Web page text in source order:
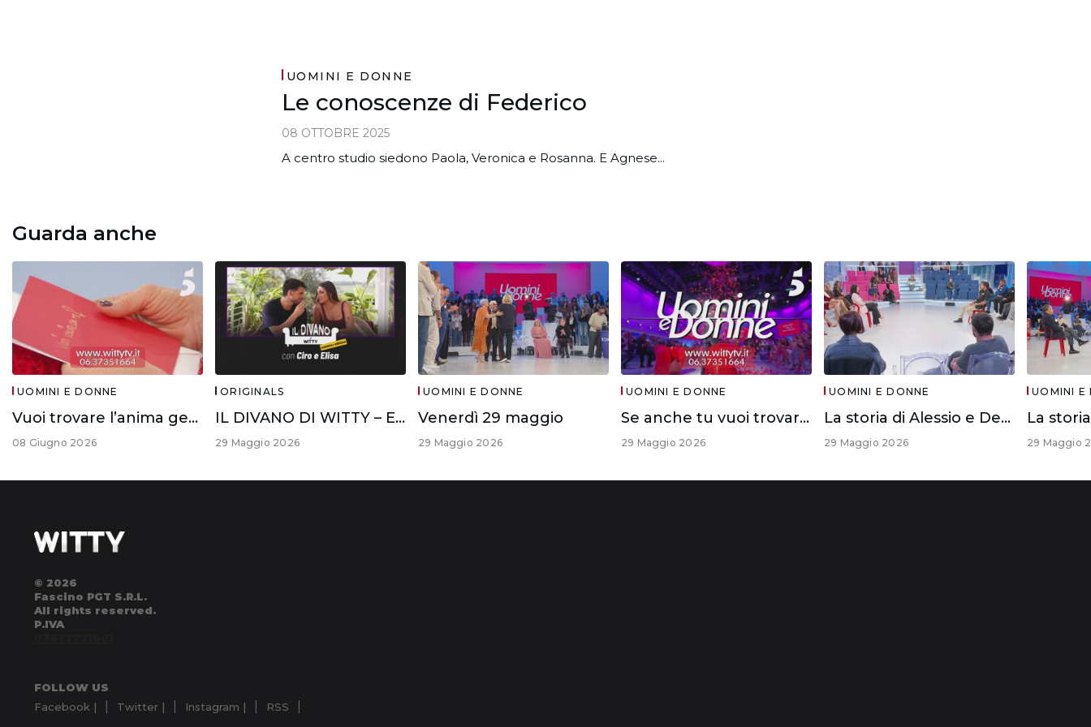
UOMINI E DONNE
Le conoscenze di Federico
08 OTTOBRE 2025
A centro studio siedono Paola, Veronica e Rosanna. E Agnese...
Guarda anche
UOMINI E DONNE
Vuoi trovare l’anima gemella?
08 Giugno 2026
ORIGINALS
IL DIVANO DI WITTY – ELISA E CIRO
29 Maggio 2026
UOMINI E DONNE
Venerdì 29 maggio
29 Maggio 2026
UOMINI E DONNE
Se anche tu vuoi trovare l’anima gemella
29 Maggio 2026
UOMINI E DONNE
La storia di Alessio e Debora
29 Maggio 2026
UOMINI E
29 Maggio
© 2026
Fascino PGT S.R.L.
All rights reserved.
P.IVA
FOLLOW US
Facebook |
Twitter | Instagram | RSS